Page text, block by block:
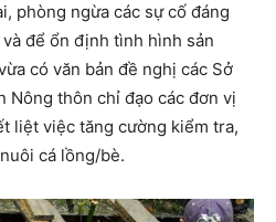
phòng ngừa các sự cố đáng
để ổn định tình hình sản
có văn bản đề nghị các Sở
Nông thôn chỉ đạo các đơn vị
liệt việc tăng cường kiểm tra,
cá lồng/bè.